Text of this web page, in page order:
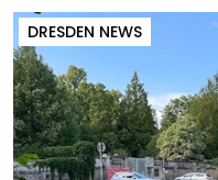
DRESDEN NEWS